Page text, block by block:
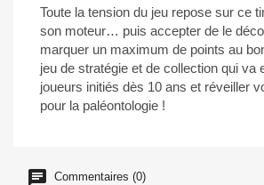
Toute la tension du jeu repose sur ce
son moteur… puis accepter de le
marquer un maximum de points au
jeu de stratégie et de collection qui va
joueurs initiés dès 10 ans et réveiller
pour la paléontologie !
Commentaires (0)